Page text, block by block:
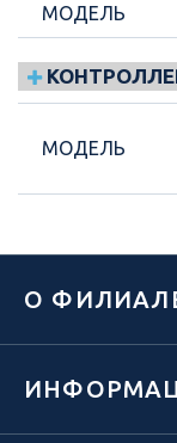
МОДЕЛЬ
МОДЕЛЬ
О